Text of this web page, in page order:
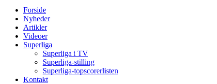
Forside
Nyheder
Artikler
Videoer
Superliga
Superliga i TV
Superliga-stilling
Superliga-topscorerlisten
Kontakt